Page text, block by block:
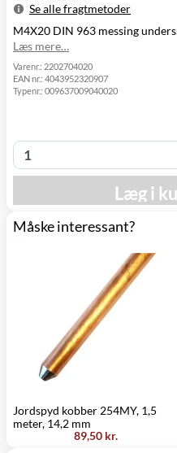
Se alle fragtmetoder
Metode
Pris
din adresse
Click&Collect
M4X20 DIN 963 messing
Læs mere…
Varenr.: 2202704020
EAN nr.: 4043952320907
Typenr.: 009637009040020
Læg i
Måske interessant?
Jordspyd kobber 254MY, 1,5
meter, 14,2 mm
89,50 kr.